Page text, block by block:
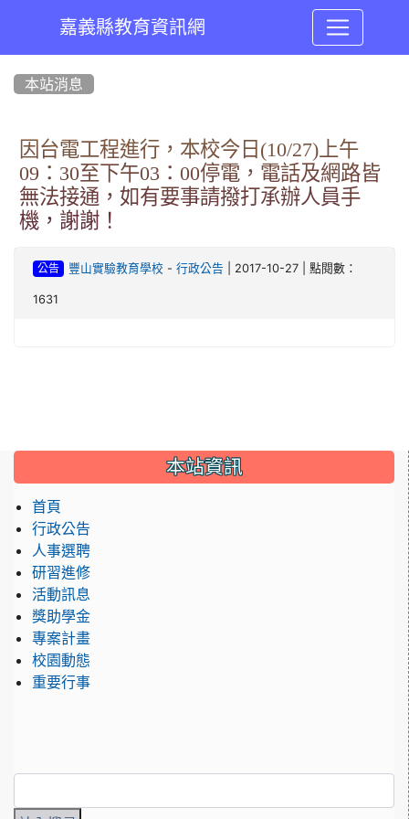
嘉義縣教育資訊網
本站消息
因台電工程進行，本校今日(10/27)上午
09：30至下午03：00停電，電話及網路皆
無法接通，如有要事請撥打承辦人員手
機，謝謝！
公告 豐山實驗教育學校- 行政公告 | 2017-10-27 | 點閱數：
1631
::: 本站資訊
首頁
行政公告
人事選聘
研習進修
活動訊息
獎助學金
專案計畫
校園動態
重要行事